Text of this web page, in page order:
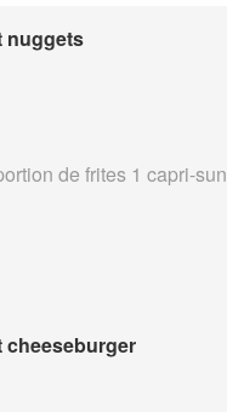
nuggets
de frites 1 capri-
cheeseburger